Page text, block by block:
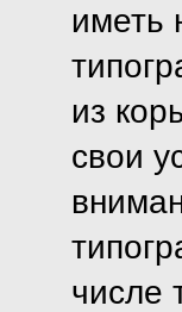
иметь
из
свои
числе